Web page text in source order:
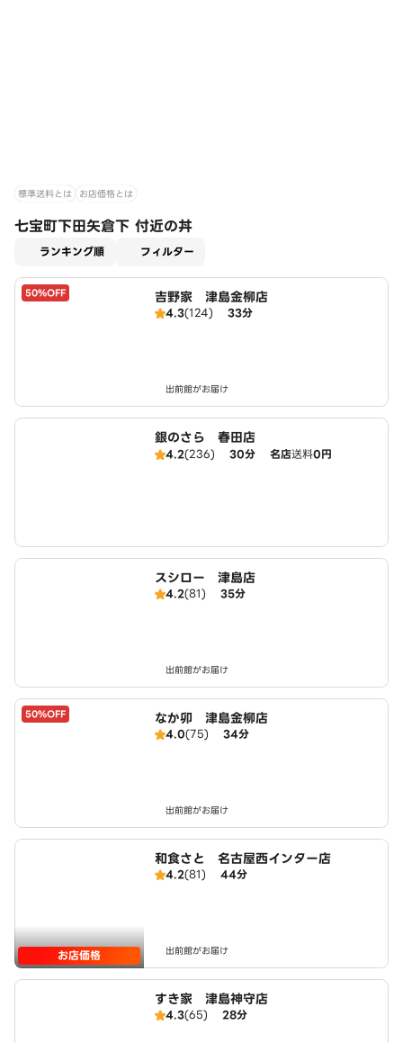
標準送料とは お店価格とは
七宝町下田矢倉下 付近の丼
ランキング順 フィルター
50%OFF 吉野家 津島金柳店
4.3(124) 33分
出前館がお届け
銀のさら 春田店
4.2(236) 30分 名店送料0円
スシロー 津島店
4.2(81) 35分
出前館がお届け
50%OFF なか卯 津島金柳店
4.0(75) 34分
出前館がお届け
お店価格
和食さと 名古屋西インター店
4.2(81) 44分
出前館がお届け
すき家 津島神守店
4.3(65) 28分